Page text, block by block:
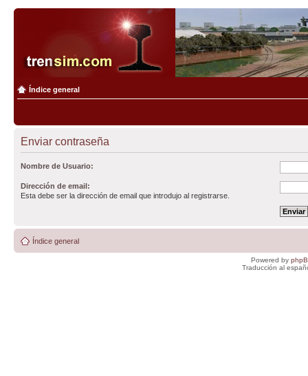
Índice general
Enviar contraseña
Nombre de Usuario:
Dirección de email:
Esta debe ser la dirección de email que introdujo al registrarse.
Índice general
Powered by
Traducción al